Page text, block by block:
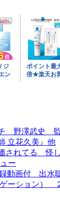
野澤武史
立花久美』他
されてる 怪
ー
動画付 出水
ーション）